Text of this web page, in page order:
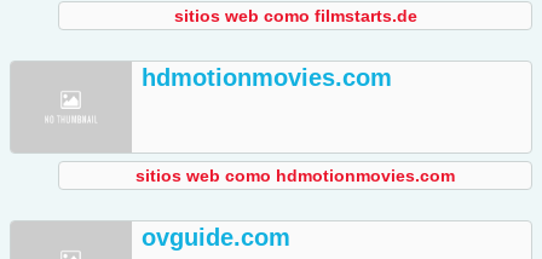
sitios web como filmstarts.de
hdmotionmovies.com
sitios web como hdmotionmovies.com
ovguide.com